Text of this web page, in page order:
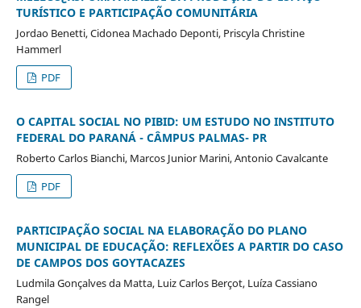
TURÍSTICO E PARTICIPAÇÃO COMUNITÁRIA
Jordao Benetti, Cidonea Machado Deponti, Priscyla Christine
Hammerl
PDF
O CAPITAL SOCIAL NO PIBID: UM ESTUDO NO INSTITUTO
FEDERAL DO PARANÁ - CÂMPUS PALMAS- PR
Roberto Carlos Bianchi, Marcos Junior Marini, Antonio Cavalcante
PDF
PARTICIPAÇÃO SOCIAL NA ELABORAÇÃO DO PLANO
MUNICIPAL DE EDUCAÇÃO: REFLEXÕES A PARTIR DO CASO
DE CAMPOS DOS GOYTACAZES
Ludmila Gonçalves da Matta, Luiz Carlos Berçot, Luíza Cassiano
Rangel